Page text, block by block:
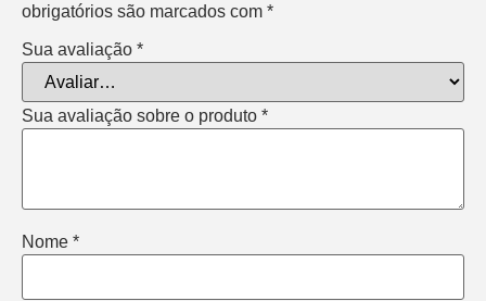
obrigatórios são marcados com *
Sua avaliação *
Sua avaliação sobre o produto *
Nome *